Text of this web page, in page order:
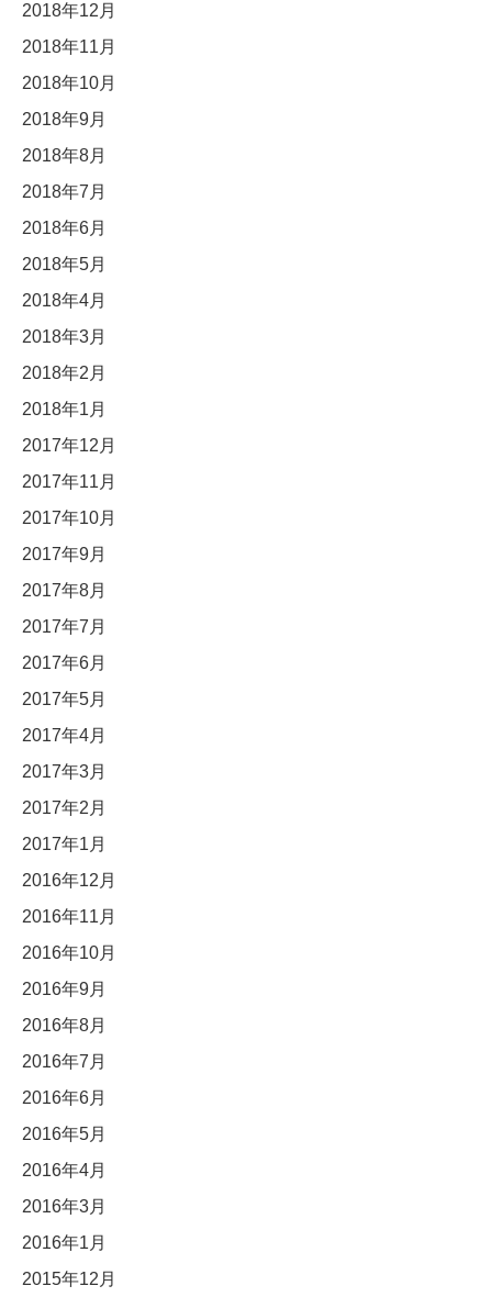
2018年12月
2018年11月
2018年10月
2018年9月
2018年8月
2018年7月
2018年6月
2018年5月
2018年4月
2018年3月
2018年2月
2018年1月
2017年12月
2017年11月
2017年10月
2017年9月
2017年8月
2017年7月
2017年6月
2017年5月
2017年4月
2017年3月
2017年2月
2017年1月
2016年12月
2016年11月
2016年10月
2016年9月
2016年8月
2016年7月
2016年6月
2016年5月
2016年4月
2016年3月
2016年1月
2015年12月